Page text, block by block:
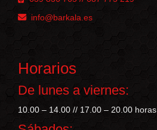
info
barkala.es
Horarios
De lunes a viernes:
10.00 – 14.00 // 17.00 – 20.00 horas